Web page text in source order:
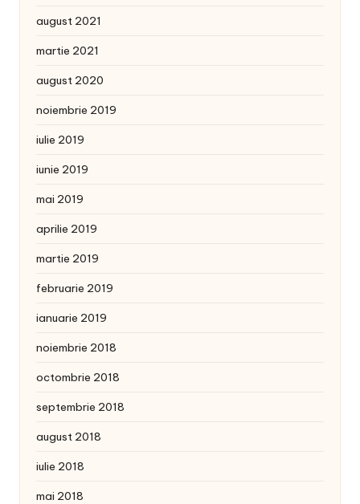
august 2021
martie 2021
august 2020
noiembrie 2019
iulie 2019
iunie 2019
mai 2019
aprilie 2019
martie 2019
februarie 2019
ianuarie 2019
noiembrie 2018
octombrie 2018
septembrie 2018
august 2018
iulie 2018
mai 2018